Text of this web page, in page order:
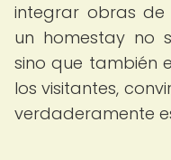
integrar obras
un homestay no
sino que también
los visitantes,
verdaderamente